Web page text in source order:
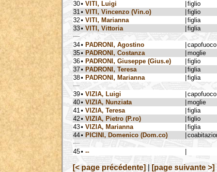
30• VITI, Luigi
figlio
31 • VITI, Vincenzo (Vin.o)
figlio
32• VITI, Marianna
figlia
33• VITI, Vittoria figlia
34• PADRONI, Agostino
capofuoco
35• PADRONI, Costanza
moglie
36• PADRONI, Giuseppe (Gius.e)
figlio
37• PADRONI, Teresa
figlia
38• PADRONI, Marianna figlia
39• VIZIA, Luigi
capofuoco
40• VIZIA, Nunziata
moglie
41 • VIZIA, Teresa
figlia
42• VIZIA, Pietro (P.ro)
figlio
43• VIZIA, Marianna
figlia
44• PICINI, Domenico (Dom.co)
45• --
[< page précédente] [page suivante >]